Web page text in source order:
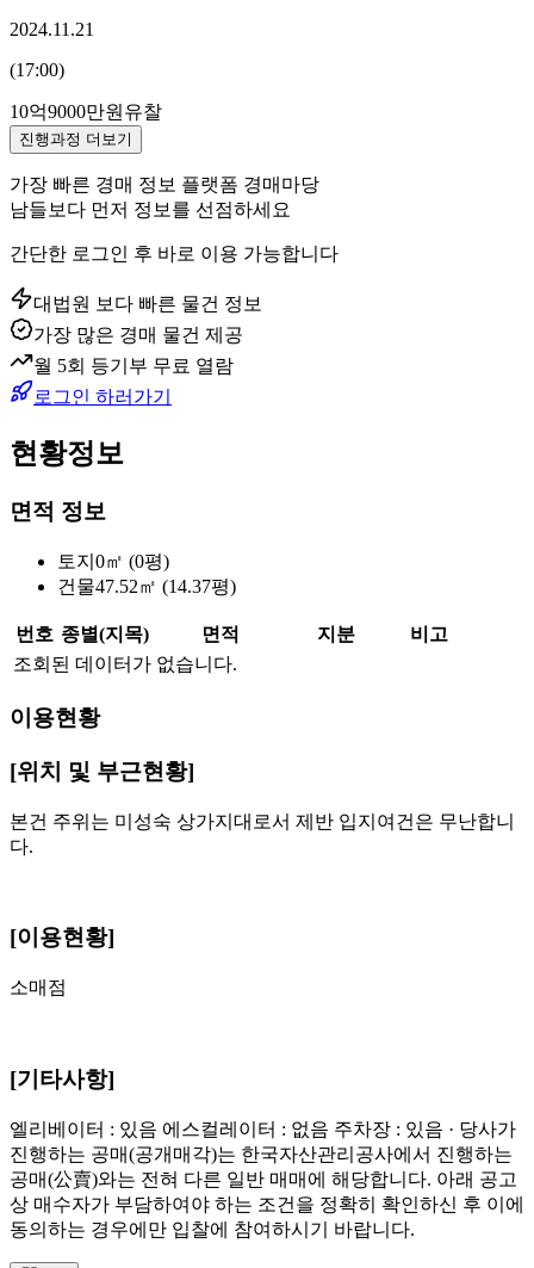
2024.11.21
(17:00)
10억9000만원 유찰
진행과정 더보기
가장 빠른 경매 정보 플랫폼 경매마당
남들보다 먼저 정보를 선점하세요
간단한 로그인 후 바로 이용 가능합니다
대법원 보다 빠른 물건 정보
가장 많은 경매 물건 제공
월 5회 등기부 무료 열람
로그인 하러가기
현황정보
면적 정보
토지 0㎡ (0평)
건물47.52㎡ (14.37평)
번호 종별(지목) 면적 지분
비고
조회된 데이터가 없습니다.
이용현황
[위치 및 부근현황]
본건 주위는 미성숙 상가지대로서 제반 입지여건은 무난합니
다.
[이용현황]
소매점
[기타사항]
엘리베이터 : 있음 에스컬레이터 : 없음 주차장 : 있음 · 당사가
진행하는 공매(공개매각)는 한국자산관리공사에서 진행하는
공매(公賣)와는 전혀 다른 일반 매매에 해당합니다. 아래 공고
상 매수자가 부담하여야 하는 조건을 정확히 확인하신 후 이에
동의하는 경우에만 입찰에 참여하시기 바랍니다.